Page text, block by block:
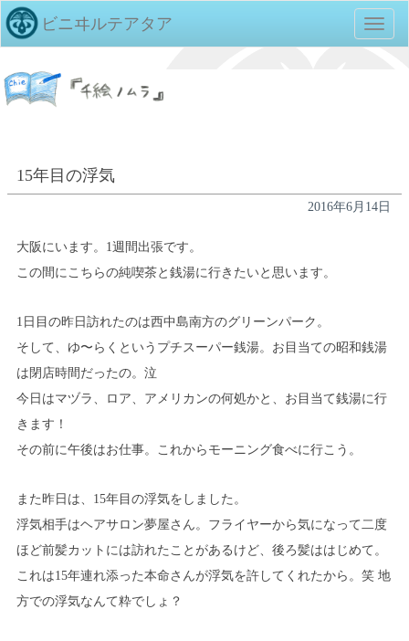
ビニヰルテアタア
15年目の浮気
2016年6月14日
大阪にいます。1週間出張です。
この間にこちらの純喫茶と銭湯に行きたいと思います。
1日目の昨日訪れたのは西中島南方のグリーンパーク。
そして、ゆ〜らくというプチスーパー銭湯。お目当ての昭和銭湯
は閉店時間だったの。泣
今日はマヅラ、ロア、アメリカンの何処かと、お目当て銭湯に行
きます！
その前に午後はお仕事。これからモーニング食べに行こう。
また昨日は、15年目の浮気をしました。
浮気相手はヘアサロン夢屋さん。フライヤーから気になって二度
ほど前髪カットには訪れたことがあるけど、後ろ髪ははじめて。
これは15年連れ添った本命さんが浮気を許してくれたから。笑 地
方での浮気なんて粋でしょ？